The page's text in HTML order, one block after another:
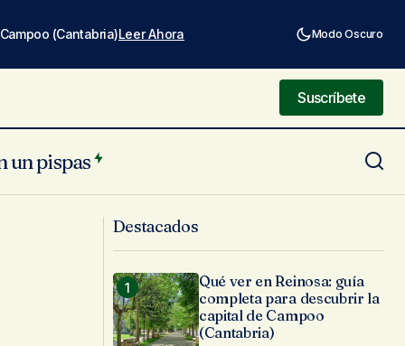
(Cantabria)Leer Ahora Modo Oscuro
Suscríbete
Suscríbete
un pispas
Luarca, villa marinera
Destacados
Qué ver en Reinosa: guía
completa para descubrir la
capital de Campoo
(Cantabria)